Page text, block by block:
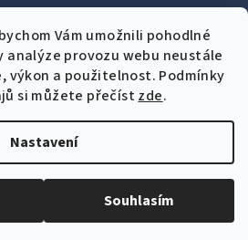
Vám umožnili pohodlné
analýze provozu webu neustále
výkon a použitelnost. Podmínky
si můžete přečíst zde.
Nastavení
Souhlasím
Upravit nastavení cookies
Vytvořil Shoptet